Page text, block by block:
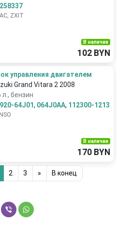
ZXIT
В наличии
102 BYN
управления двигателем
Grand Vitara 2 2008
л., бензин
64J01, 064J0AA, 112300-1213
В наличии
170 BYN
2 3 » В конец